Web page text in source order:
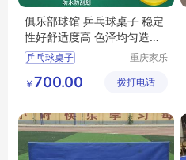
俱乐部球馆 乒乓球桌子 稳定
性好舒适度高 色泽均匀造型
新颖
乒乓球桌子
贵州乒乓球桌
迪庆乒乓球桌子
重庆家乐
有限公司
￥ 700.00 拨打电话